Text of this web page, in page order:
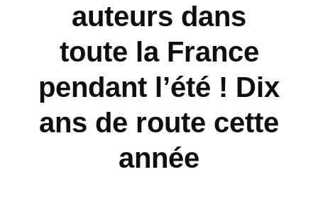
auteurs dans
toute la France
pendant l’été ! Dix
ans de route cette
année